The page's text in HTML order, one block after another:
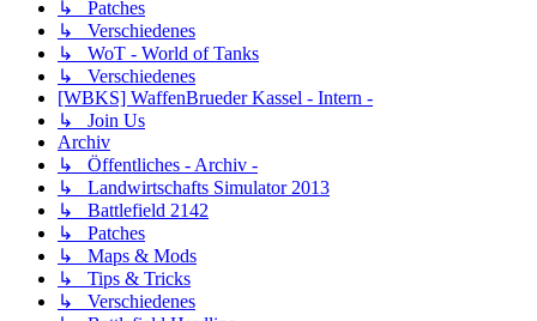
↳ Patches
↳ Verschiedenes
↳ WoT - World of Tanks
↳ Verschiedenes
[WBKS] WaffenBrueder Kassel - Intern -
↳ Join Us
Archiv
↳ Öffentliches - Archiv -
↳ Landwirtschafts Simulator 2013
↳ Battlefield 2142
↳ Patches
↳ Maps & Mods
↳ Tips & Tricks
↳ Verschiedenes